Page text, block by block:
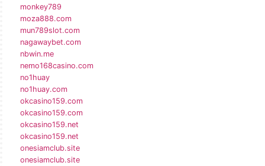
monkey789
moza888.com
mun789slot.com
nagawaybet.com
nbwin.me
nemo168casino.com
no1huay
no1huay.com
okcasino159.com
okcasino159.com
okcasino159.net
okcasino159.net
onesiamclub.site
onesiamclub.site